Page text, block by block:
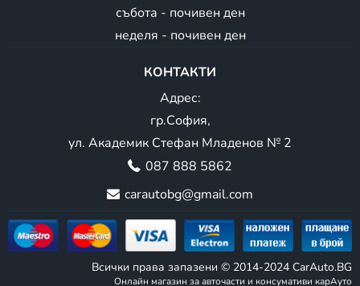
събота - почивен ден
неделя - почивен ден
КОНТАКТИ
Адрес:
гр.София,
ул. Академик Стефан Младенов № 2
087 888 5862
carautobg@gmail.com
Всички права запазени © 2014-2024 CarAuto.BG
Онлайн магазин за авточасти и консумативи карАуто